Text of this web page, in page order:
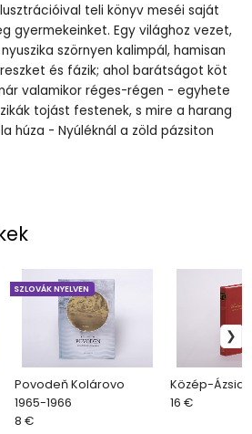
teli könyv meséi saját
gyermekeinket. Egy világhoz vezet,
szörnyen kalimpál, hamisan
és fázik; ahol barátságot köt
valamikor réges-régen - egyhete
tojást festenek, s mire a harang
húza - Nyúléknál a zöld pázsiton
Povodeň Kolárovo
1965-1966
SZLOVÁK NYELVEN
8 €
Közép-Ázsiai
16 €